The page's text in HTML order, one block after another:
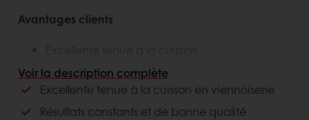
Avantages clients
Excellente tenue à la cuisson
Répartition homogène dans les viennoiseries
Facile à utiliser et à incorporer
Gain de temps en production
Qualité constante du résultat final
Voir la description complète
Excellente tenue à la cuisson en viennoiserie
Résultats constants et de bonne qualité